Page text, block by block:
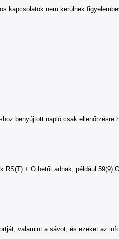
kapcsolatok nem kerülnek
benyújtott napló csak ellenőrzésre
+ O betűt adnak, például 59(9)
valamint a sávot, és ezeket az